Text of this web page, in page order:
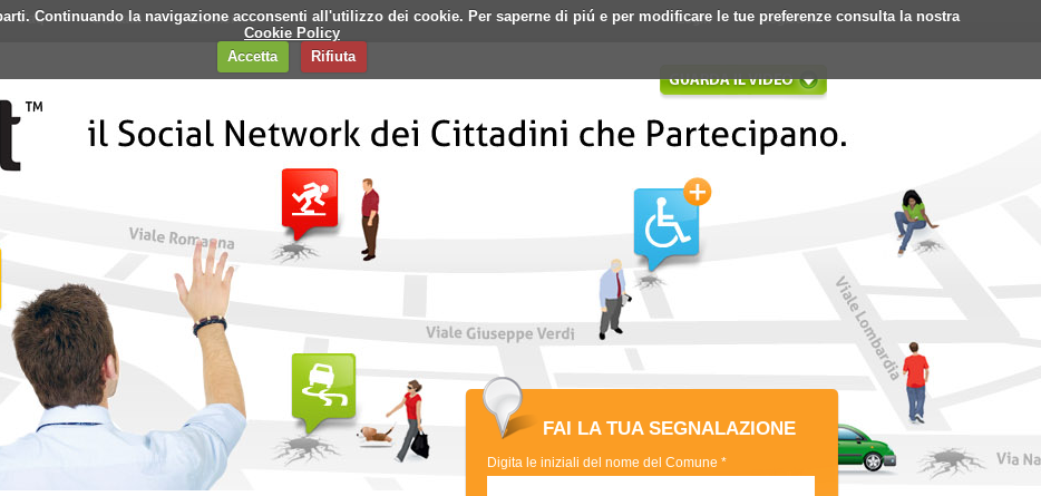
Continuando la navigazione acconsenti all'utilizzo dei cookie. Per saperne di piú e per modificare le tue preferenze consulta la nostra
Cookie Policy
Accetta
Rifiuta
Faq Contatti Banner Login Registrati
FAI LA TUA SEGNALAZIONE
Digita le iniziali del nome del Comune *